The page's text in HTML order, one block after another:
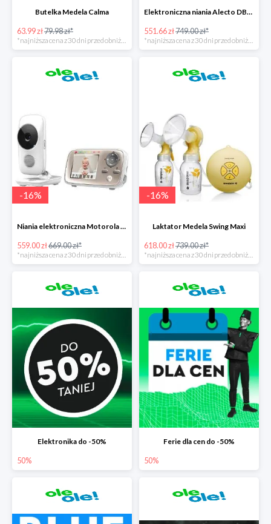
Butelka Medela Calma
63.99 zł79.98 zł*
Elektroniczna niania Alecto DBX-68
551.66 zł749.00 zł*
-16%
Niania elektroniczna Motorola MBP 667 Connect
559.00 zł669.00 zł*
*najniższa cena z 30 dni przed obniżką
-16%
Laktator Medela Swing Maxi
618.00 zł739.00 zł*
*najniższa cena z 30 dni przed obniżką
Elektronika do -50%
50%
Ferie dla cen do -50%
50%